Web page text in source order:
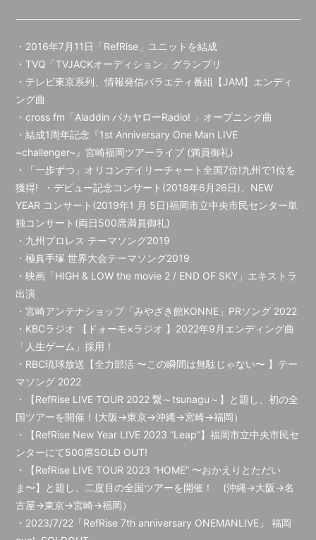
・2016年7月11日「RefRise」ユニットを結成
・TVQ「TVJACKオーディション」グランプリ
・テレビ東京系列、情報発信バラエティ番組【JAM】エンディ
ング曲
・cross fm「Aladdin バカヤローRadio! 」オープニング曲
・結成1周年記念『1st Anniversary One Man LIVE
~challenger~』宮崎福岡ツアーライブ (満員御礼)
・「一歩ずつ」オリコンデイリーチャート全国7位!九州で1位を
獲得! ・デビュー記念コンサート(2018年6月26日)、NEW
YEAR コンサート(2019年1 月 5日)福岡市立中央市民センター単
独コンサート(両日500席満員御礼)
・九州プロレス テーマソング2019
・極真手塚 世界大会テーマソング2019
・映画「HIGH & LOW the movie 2 / END OF SKY」エキストラ
出演
・宮崎アンテナショップ「みやざき館KONNE」PRソング 2022
・KBCラジオ 【ドォーモ×ラジオ 】2022年9月エンディング曲
「人生ゲーム」採用！
・RBC琉球放送【全力部活 〜この瞬間は無駄じゃない〜 】テー
マソング 2022
・【RefRise LIVE TOUR 2022 繋～tsunagu～】と題し、初の全
国ツアーを開催！(大阪→東京→沖縄→宮崎→福岡）
・【RefRise New Year LIVE 2023 “Leap”】福岡市立中央市民セ
ンターにて500席SOLD OUT!
・【RefRise LIVE TOUR 2023 “HOME” 〜おかえりとただい
ま〜】と題し、二度目の全国ツアーを開催！ (沖縄→大阪→名
古屋→東京→宮崎→福岡）
・2023/7/22「RefRise 7th anniversary ONEMANLIVE」 福岡